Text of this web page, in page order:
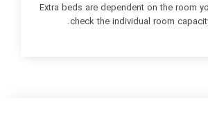
Extra beds are dependent on the room
check the individual room